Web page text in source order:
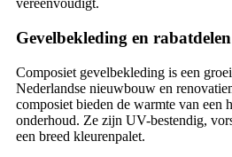
vereenvoudigt.
Gevelbekleding en
Composiet gevelbekleding is een
Nederlandse nieuwbouw en
composiet bieden de warmte van een
onderhoud. Ze zijn UV-bestendig,
een breed kleurenpalet.